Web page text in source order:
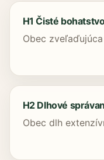
H1 Čisté
Obec
H2 Dlhové
Obec dlh